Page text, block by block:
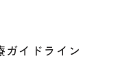
ガイドライン